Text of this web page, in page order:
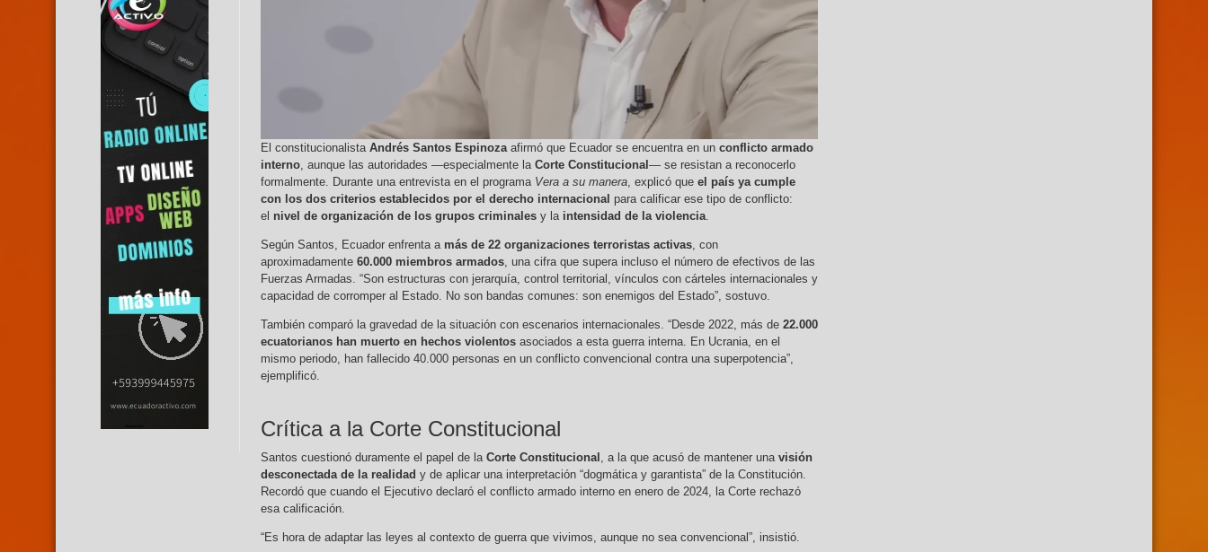
El constitucionalista Andrés Santos Espinozaafirmó que Ecuador se encuentra en un conflicto armado
interno, aunque las autoridades —especialmente la Corte Constitucional — se resistan a reconocerlo
formalmente. Durante una entrevista en el programa Vera a su manera, explicó que el país ya cumple
con los dos criterios establecidos por el derecho internacional para calificar ese tipo de conflicto:
el nivel de organización de los grupos criminales y la intensidad de la violencia.
Según Santos, Ecuador enfrenta a más de 22 organizaciones terroristas activas, con
aproximadamente 60.000 miembros armados, una cifra que supera incluso el número de efectivos de las
Fuerzas Armadas. “Son estructuras con jerarquía, control territorial, vínculos con cárteles internacionales y
capacidad de corromper al Estado. No son bandas comunes: son enemigos del Estado”, sostuvo.
También comparó la gravedad de la situación con escenarios internacionales. “Desde 2022, más de 22.000
ecuatorianos han muerto en hechos violentos asociados a esta guerra interna. En Ucrania, en el
mismo periodo, han fallecido 40.000 personas en un conflicto convencional contra una superpotencia”,
ejemplificó.
Crítica a la Corte Constitucional
Santos cuestionó duramente el papel de la Corte Constitucional , a la que acusó de mantener una visión
desconectada de la realidad y de aplicar una interpretación “dogmática y garantista” de la Constitución.
Recordó que cuando el Ejecutivo declaró el conflicto armado interno en enero de 2024, la Corte rechazó
esa calificación.
“Es hora de adaptar las leyes al contexto de guerra que vivimos, aunque no sea convencional”, insistió.